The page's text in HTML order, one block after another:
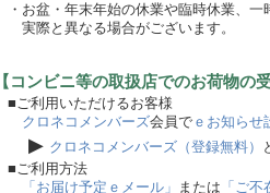
・お盆・年末年始の休業や臨時休業、一
実際と異なる場合がございます。
【コンビニ等の取扱店でのお荷物の
■ご利用いただけるお客様
クロネコメンバーズ会員で ｅお知らせ
▶ クロネコメンバーズ（登録無料）
■ご利用方法
「お届け予定ｅメール」 または 「ご